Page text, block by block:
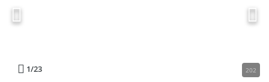
1/23 202